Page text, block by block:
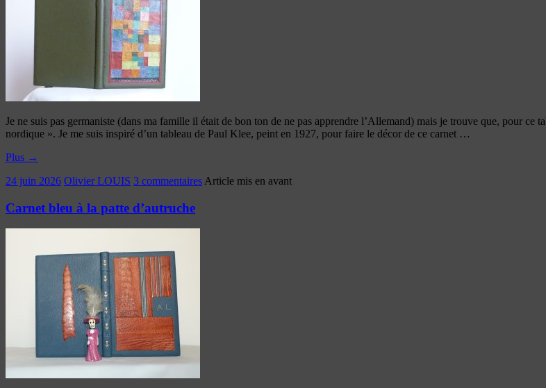
Je ne suis pas germaniste (dans ma famille il était de bon ton de ne pas apprendre l’Allemand) mais je trouve que, pour
nordique ». Je me suis inspiré d’un tableau de Paul Klee, peint en 1927, pour faire le décor de ce carnet …
Plus →
24 juin 2026 Olivier LOUIS 3 commentaires Article mis en avant
Carnet bleu à la patte d’autruche